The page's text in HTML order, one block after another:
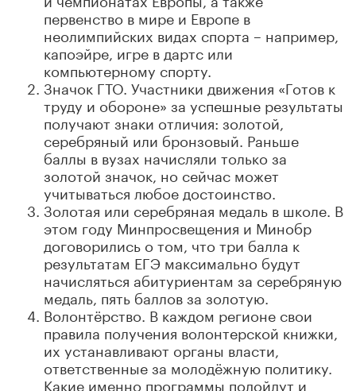
первенство в мире и Европе в
неолимпийских видах спорта – например,
капоэйре, игре в дартс или
компьютерному спорту.
Значок ГТО. Участники движения «Готов к
труду и обороне» за успешные результаты
получают знаки отличия: золотой,
серебряный или бронзовый. Раньше
баллы в вузах начисляли только за
золотой значок, но сейчас может
учитываться любое достоинство.
Золотая или серебряная медаль в школе. В
этом году Минпросвещения и Минобр
договорились о том, что три балла к
результатам ЕГЭ максимально будут
начисляться абитуриентам за серебряную
медаль, пять баллов за золотую.
Волонтёрство. В каждом регионе свои
правила получения волонтерской книжки,
их устанавливают органы власти,
ответственные за молодёжную политику.
Какие именно программы подойдут и